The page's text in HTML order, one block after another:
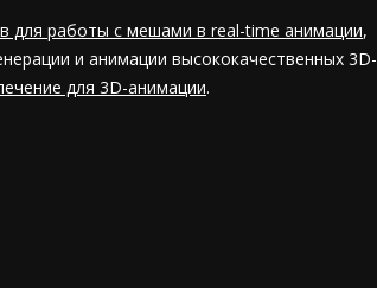
для работы с мешами в real-time анимации,
и анимации высококачественных 3D-
для 3D-анимации.